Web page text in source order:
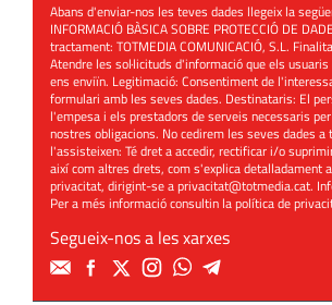
Abans d'enviar-nos les teves dades llegeix la
INFORMACIÓ BÀSICA SOBRE PROTECCIÓ DE
tractament: TOTMEDIA COMUNICACIÓ, S.L.
Atendre les sol·licituds d'informació que els
ens enviïn. Legitimació: Consentiment de
formulari amb les seves dades. Destinataris: El
l'empesa i els prestadors de serveis necessaris
nostres obligacions. No cedirem les seves dades a
l'assisteixen: Té dret a accedir, rectificar i/o
així com altres drets, com s'explica detalladament
privacitat, dirigint-se aprivacitat@totmedia.cat.
Per a més informació consultin lapolítica de
Segueix-nos a les xarxes